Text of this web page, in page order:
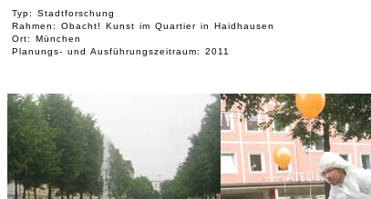
Typ: Stadtforschung
Rahmen: Obacht! Kunst im Quartier in Haidhausen
Ort: München
Planungs- und Ausführungszeitraum: 2011